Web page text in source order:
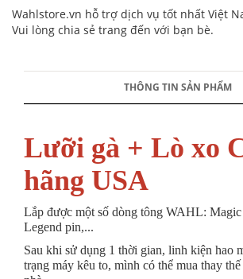
Wahlstore.vn hỗ trợ dịch vụ tốt nhất Việt
Vui lòng chia sẻ trang đến với bạn bè.
THÔNG TIN SẢN PHẨM
Lưỡi gà + Lò xo
hãng USA
Lắp được một số dòng tông WAHL:
Legend pin,...
Sau khi sử dụng 1 thời gian, linh kiện hao
trạng máy kêu to, mình có thể mua thay